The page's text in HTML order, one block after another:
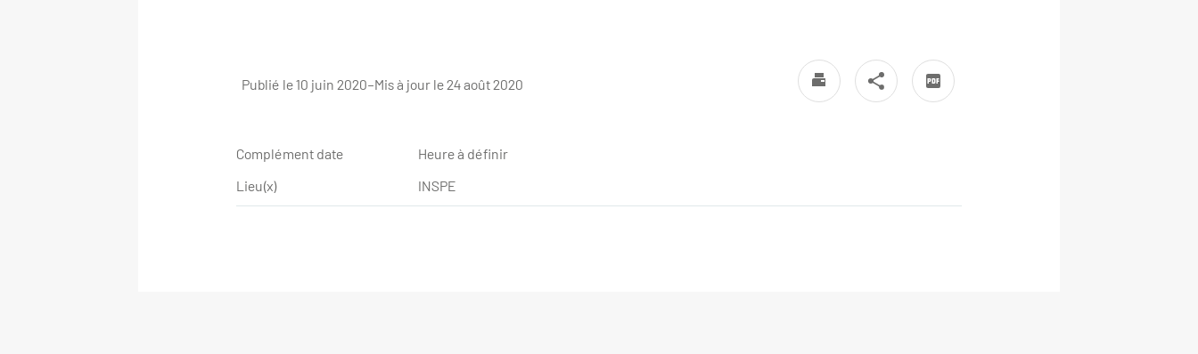
Publié le 10 juin 2020–Mis à jour le 24 août 2020
Complément date
Heure à définir
Lieu(x)
INSPE